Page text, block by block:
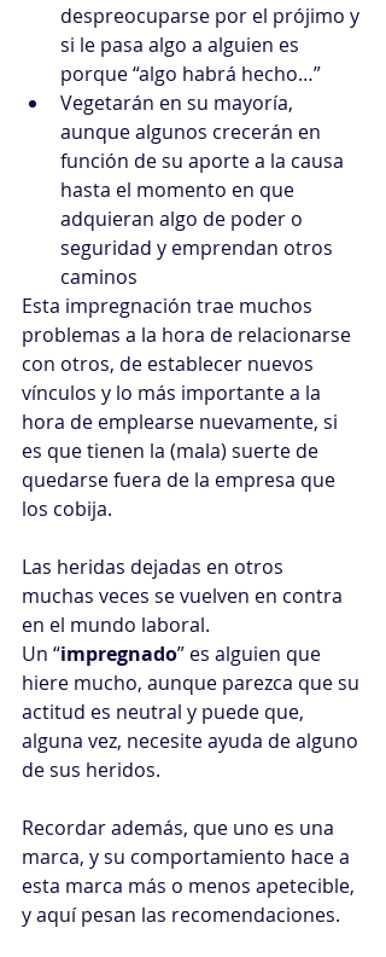
despreocuparse por el prójimo y
si le pasa algo a alguien es
porque “algo habrá hecho…”
Vegetarán en su mayoría,
aunque algunos crecerán en
función de su aporte a la causa
hasta el momento en que
adquieran algo de poder o
seguridad y emprendan otros
caminos
Esta impregnación trae muchos
problemas a la hora de relacionarse
con otros, de establecer nuevos
vínculos y lo más importante a la
hora de emplearse nuevamente, si
es que tienen la (mala) suerte de
quedarse fuera de la empresa que
los cobija.
Las heridas dejadas en otros
muchas veces se vuelven en contra
en el mundo laboral.
Un “impregnado” es alguien que
hiere mucho, aunque parezca que su
actitud es neutral y puede que,
alguna vez, necesite ayuda de alguno
de sus heridos.
Recordar además, que uno es una
marca, y su comportamiento hace a
esta marca más o menos apetecible,
y aquí pesan las recomendaciones.